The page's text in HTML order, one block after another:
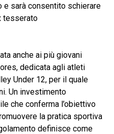
e sarà consentito schierare
tesserato
anche ai più giovani
dedicata agli atleti
Under 12, per il quale
Un investimento
che conferma l’obiettivo
la pratica sportiva
definisce come